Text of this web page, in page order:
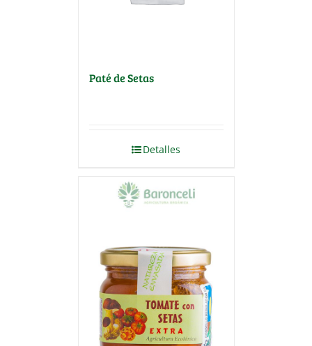
Paté de Setas
Detalles